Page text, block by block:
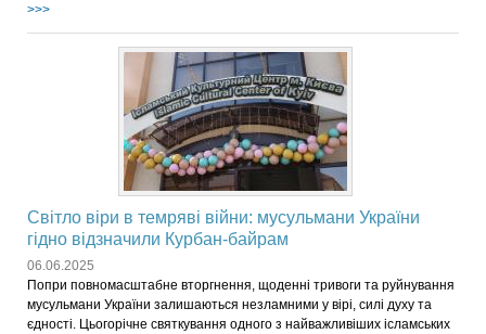
>>>
Світло віри в темряві війни: мусульмани України
гідно відзначили Курбан-байрам
06.06.2025
Попри повномасштабне вторгнення, щоденні тривоги та руйнування
мусульмани України залишаються незламними у вірі, силі духу та
єдності. Цьогорічне святкування одного з найважливіших ісламських